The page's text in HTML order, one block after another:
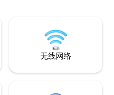
的时光
无线网络